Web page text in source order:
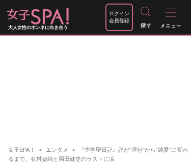
大人女性のホンネに向き合う
ログイン
会員登録
女子SPA！ エンタメ
『中学聖日記』評が“淫行”から“純愛”に変わ
るまで。有村架純と岡田健史のラストに涙